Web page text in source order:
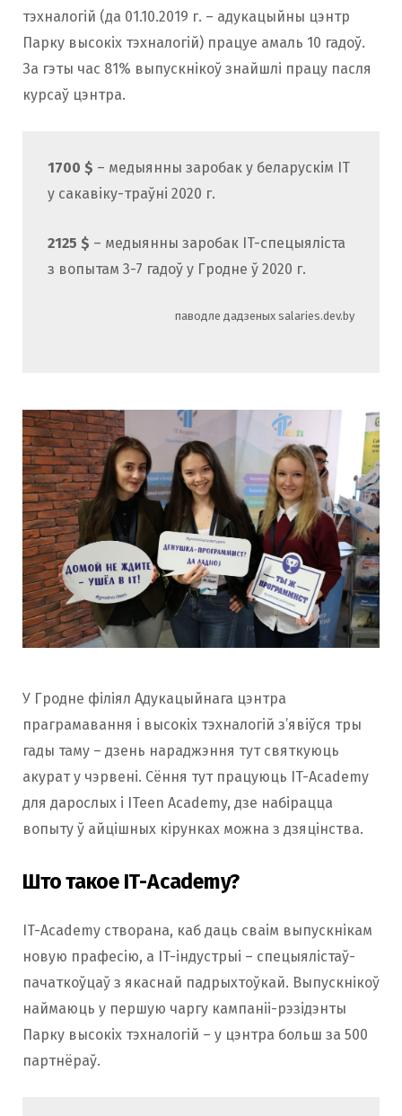
тэхналогій (да 01.10.2019 г. – адукацыйны цэнтр
Парку высокіх тэхналогій) працуе амаль 10 гадоў.
За гэты час 81% выпускнікоў знайшлі працу пасля
курсаў цэнтра.
1700 $ – медыянны заробак у беларускім IT
у сакавіку-траўні 2020 г.
2125 $ – медыянны заробак IT-спецыяліста
з вопытам 3-7 гадоў у Гродне ў 2020 г.
паводле дадзеных salaries.dev.by
У Гродне філіял Адукацыйнага цэнтра
праграмавання і высокіх тэхналогій з’явіўся тры
гады таму – дзень нараджэння тут святкуюць
акурат у чэрвені. Сёння тут працуюць IT-Academy
для дарослых і ITeen Academy, дзе набірацца
вопыту ў айцішных кірунках можна з дзяцінства.
Што такое IT-Academy?
IT-Academy створана, каб даць сваім выпускнікам
новую прафесію, а IT-індустрыі – спецыялістаў-
пачаткоўцаў з якаснай падрыхтоўкай. Выпускнікоў
наймаюць у першую чаргу кампаніі-рэзідэнты
Парку высокіх тэхналогій – у цэнтра больш за 500
партнёраў.